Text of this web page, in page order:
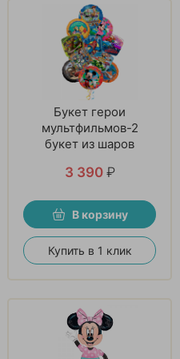
Букет герои
мультфильмов-2
букет из шаров
3 390 ₽
В корзину
Купить в 1 клик